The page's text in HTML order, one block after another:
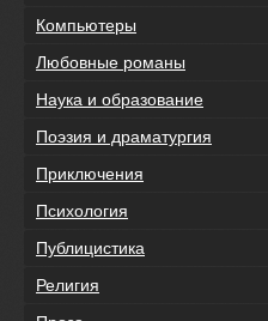
Компьютеры
Любовные романы
Наука и образование
Поэзия и драматургия
Приключения
Психология
Публицистика
Религия